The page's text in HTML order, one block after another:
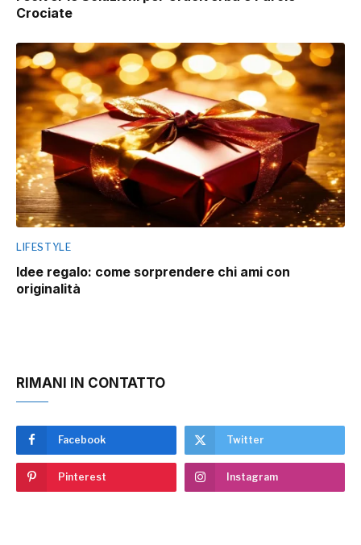
Crociate
LIFESTYLE
Idee regalo: come sorprendere chi ami con
originalità
RIMANI IN CONTATTO
Facebook Twitter
Pinterest Instagram